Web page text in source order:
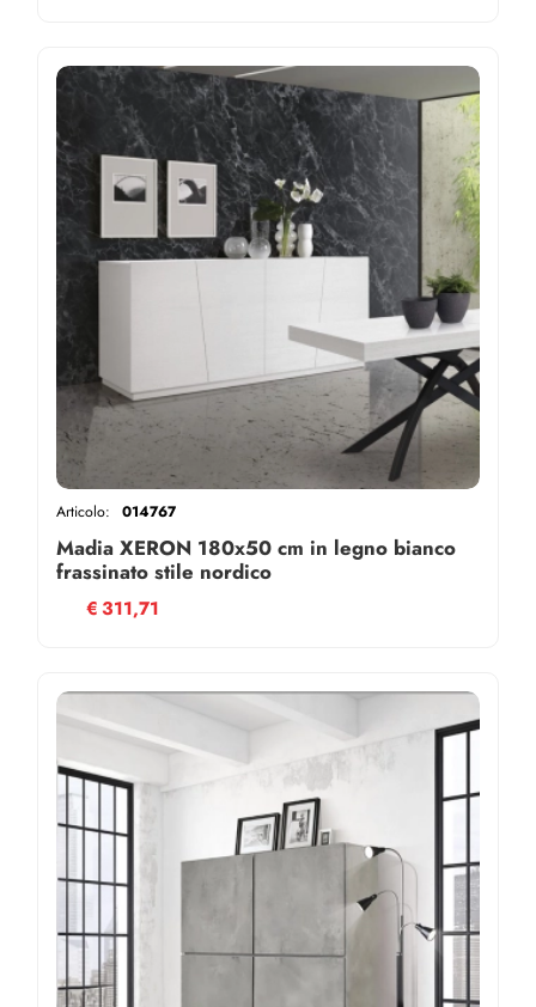
Madia XERON 180x50 cm in legno bianco
frassinato stile nordico
Articolo: 014767
€311,71